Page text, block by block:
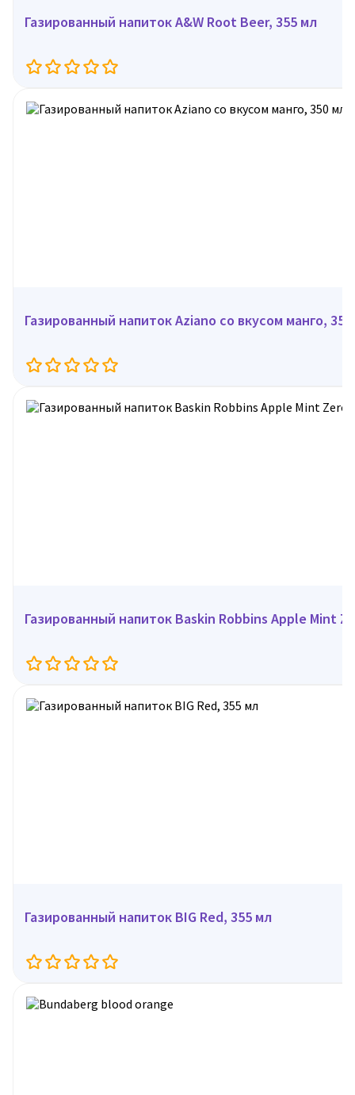
Газированный напиток A&W Root Beer, 355 мл
Газированный напиток Aziano со вкусом манго,
Газированный напиток Baskin Robbins Apple Mint
Газированный напиток BIG Red, 355 мл